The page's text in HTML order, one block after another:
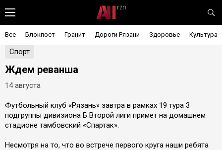
Все Блокпост Гранит Дороги Рязани Здоровье Культура
Спорт
Ждем реванша
14 августа
Футбольный клуб «Рязань» завтра в рамках 19 тура 3
подгруппы дивизиона Б Второй лиги примет на домашнем
стадионе тамбовский «Спартак».
Несмотря на то, что во встрече первого круга наши ребята